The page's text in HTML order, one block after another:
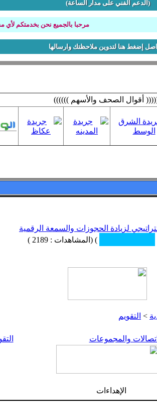
(الدعم الفني على مدار الساعة)
مرحبا بالجميع نحن بخدمتكم لأي
إضغط هنا لتدوين ملاحظتك وارسالها
أقوال الصحف والأسهم ))))))
لزيادة الحجوزات والسمعة الرقمية
) (المشاهدات : 2189 )
> التقويم
والمجموعات
الإهداءات